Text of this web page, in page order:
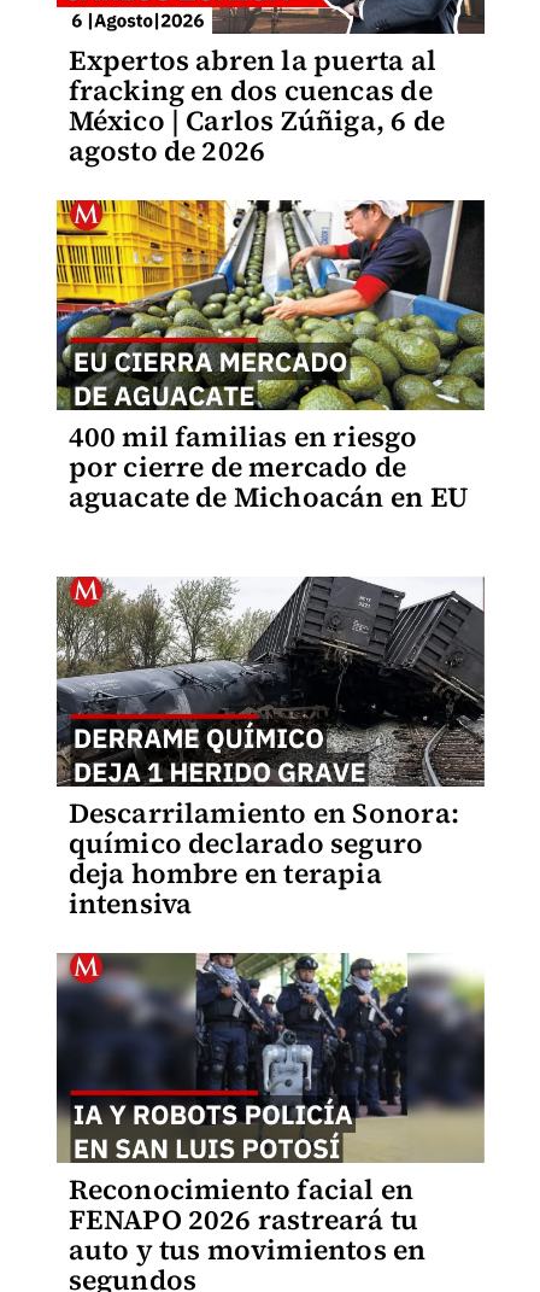
Expertos abren la puerta al
fracking en dos cuencas de
México | Carlos Zúñiga, 6 de
agosto de 2026
400 mil familias en riesgo
por cierre de mercado de
aguacate de Michoacán en EU
Descarrilamiento en Sonora:
químico declarado seguro
deja hombre en terapia
intensiva
Reconocimiento facial en
FENAPO 2026 rastreará tu
auto y tus movimientos en
segundos